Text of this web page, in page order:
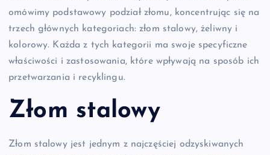
omówimy podstawowy podział złomu, koncentrując się na
trzech głównych kategoriach: złom stalowy, żeliwny i
kolorowy. Każda z tych kategorii ma swoje specyficzne
właściwości i zastosowania, które wpływają na sposób ich
przetwarzania i recyklingu.
Złom stalowy
Złom stalowy jest jednym z najczęściej odzyskiwanych